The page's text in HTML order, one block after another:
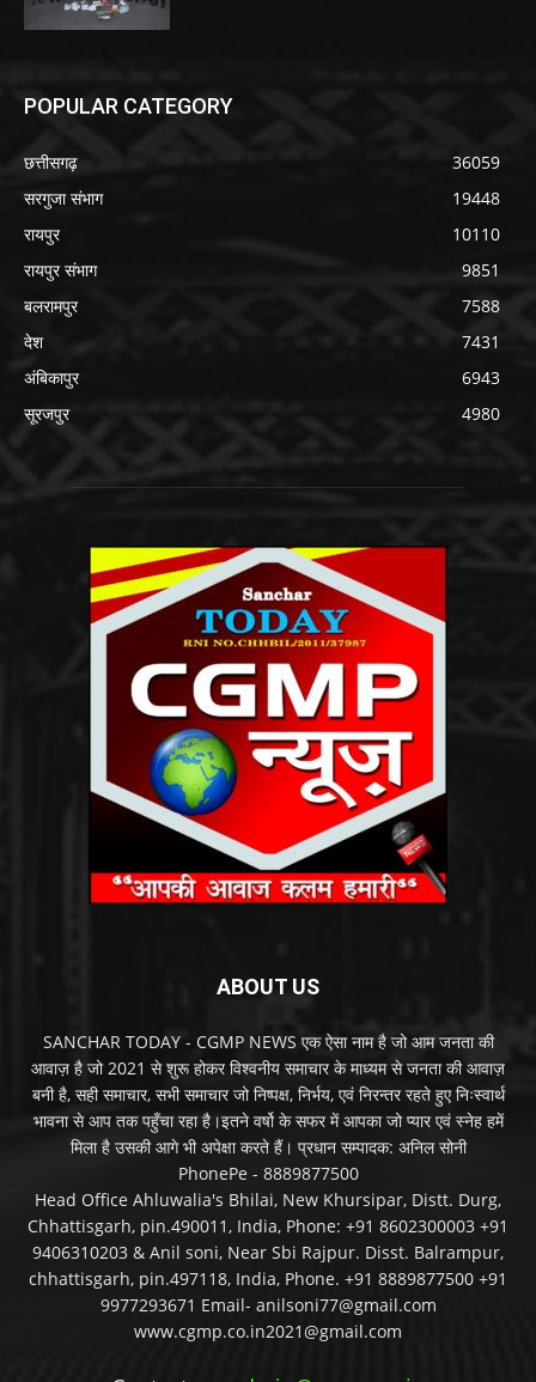
POPULAR CATEGORY
छत्तीसगढ़
36059
सरगुजा संभाग
19448
रायपुर
10110
रायपुर संभाग
9851
बलरामपुर
7588
देश
7431
अंबिकापुर
6943
सूरजपुर
4980
ABOUT US
SANCHAR TODAY - CGMP NEWS एक ऐसा नाम है जो आम जनता की
आवाज़ है जो 2021 से शुरू होकर विश्वनीय समाचार के माध्यम से जनता की आवाज़
बनी है, सही समाचार, सभी समाचार जो निष्पक्ष, निर्भय, एवं निरन्तर रहते हुए निःस्वार्थ
भावना से आप तक पहुँचा रहा है।इतने वर्षो के सफर में आपका जो प्यार एवं स्नेह हमें
मिला है उसकी आगे भी अपेक्षा करते हैं। प्रधान सम्पादक: अनिल सोनी
PhonePe - 8889877500
Head Office Ahluwalia's Bhilai, New Khursipar, Distt. Durg,
Chhattisgarh, pin.490011, India, Phone: +91 8602300003 +91
9406310203 & Anil soni, Near Sbi Rajpur. Disst. Balrampur,
chhattisgarh, pin.497118, India, Phone. +91 8889877500 +91
9977293671 Email- anilsoni77@gmail.com
www.cgmp.co.in2021@gmail.com